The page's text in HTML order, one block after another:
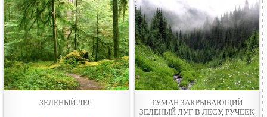
ЗЕЛЕНЫЙ ЛЕС
ТУМАН ЗАКРЫВАЮЩИЙ
ЗЕЛЕНЫЙ ЛУГ В ЛЕСУ, РУЧЕЕК